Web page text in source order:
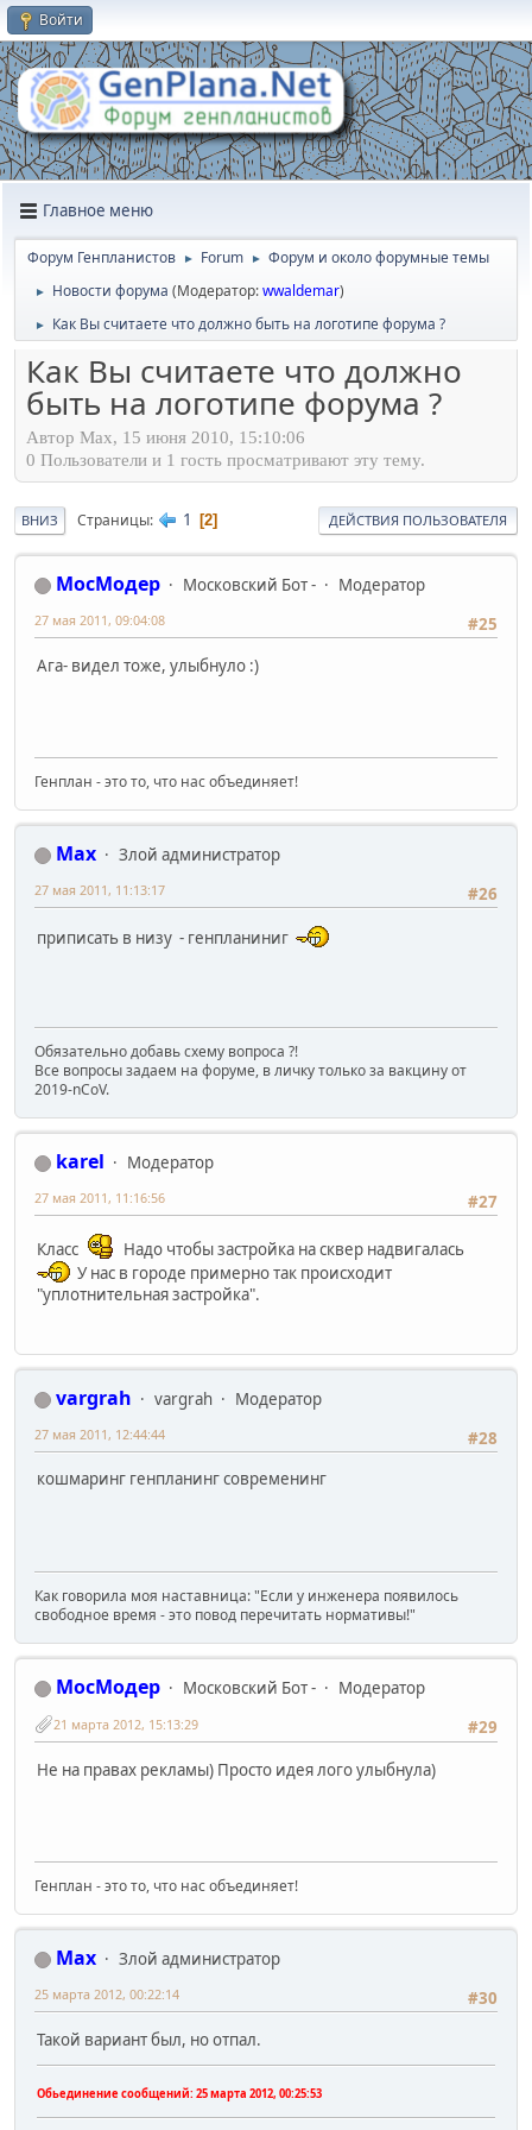
Войти
Главное меню
Форум Генпланистов ► Forum ► Форум и около форумные темы
► Новости форума (Модератор:wwaldemar)
► Как Вы считаете что должно быть на логотипе форума ?
Как Вы считаете что должно
быть на логотипе форума ?
Автор Max, 15 июня 2010, 15:10:06
0 Пользователи и 1 гость просматривают эту тему.
ВНИЗ Страницы 1 2 ДЕЙСТВИЯ ПОЛЬЗОВАТЕЛЯ
МосМодер Московский Бот -
Модератор
#25
27 мая 2011, 09:04:08
Ага- видел тоже, улыбнуло :)
Генплан - это то, что нас объединяет!
Max
Злой администратор
#26
27 мая 2011, 11:13:17
приписать в низу - генпланиниг
Обязательно добавь схему вопроса ?!
Все вопросы задаем на форуме, в личку только за вакцину от
2019-nCoV.
karel
Модератор
#27
27 мая 2011, 11:16:56
Класс
Надо чтобы застройка на сквер надвигалась
У нас в городе примерно так происходит
"уплотнительная застройка".
vargrah vargrah
Модератор
#28
27 мая 2011, 12:44:44
кошмаринг генпланинг современинг
Как говорила моя наставница: "Если у инженера появилось
свободное время - это повод перечитать нормативы!"
МосМодер Московский Бот -
Модератор
#29
21 марта 2012, 15:13:29
Не на правах рекламы) Просто идея лого улыбнула)
Генплан - это то, что нас объединяет!
Max
Злой администратор
#30
25 марта 2012, 00:22:14
Такой вариант был, но отпал.
Обьединение сообщений: 25 марта 2012, 00:25:53